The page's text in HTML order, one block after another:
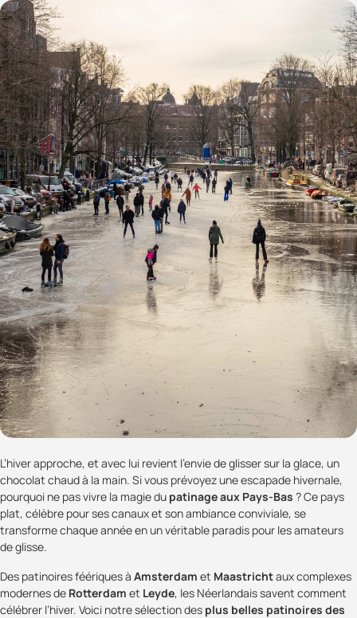
L’hiver approche, et avec lui revient l’envie de glisser sur la glace, un
chocolat chaud à la main. Si vous prévoyez une escapade hivernale,
pourquoi ne pas vivre la magie du patinage aux Pays-Bas ? Ce pays
plat, célèbre pour ses canaux et son ambiance conviviale, se
transforme chaque année en un véritable paradis pour les amateurs
de glisse.
Des patinoires féériques à Amsterdam et Maastrichtaux complexes
modernes de Rotterdam et Leyde, les Néerlandais savent comment
célébrer l’hiver. Voici notre sélection des plus belles patinoires des